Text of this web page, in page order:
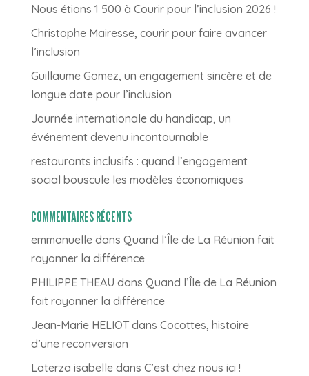
Nous étions 1 500 à Courir pour l’inclusion 2026 !
Christophe Mairesse, courir pour faire avancer
l’inclusion
Guillaume Gomez, un engagement sincère et de
longue date pour l’inclusion
Journée internationale du handicap, un
événement devenu incontournable
restaurants inclusifs : quand l’engagement
social bouscule les modèles économiques
COMMENTAIRES RÉCENTS
emmanuelledans Quand l’Île de La Réunion fait
rayonner la différence
PHILIPPE THEAU dans Quand l’Île de La Réunion
fait rayonner la différence
Jean-Marie HELIOTdans Cocottes, histoire
d’une reconversion
Laterza isabelledans C’est chez nous ici !